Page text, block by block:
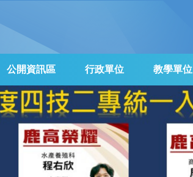
公開資訊區 行政單位 教學單位